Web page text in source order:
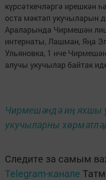
күрсәткечләргә ирешкән
оста мәктәп укучыларын
Араларында Чирмешән
интернаты, Лашман, Яңа
Ульяновка, 1 нче
алучы укучылар байтак
Чирмешәндә иң яхшы
укучыларны
Следите за самым
Telegram-канале